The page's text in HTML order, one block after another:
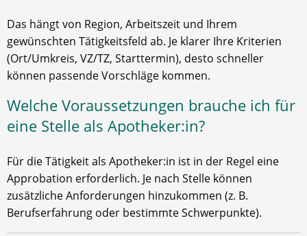
Das hängt von Region, Arbeitszeit und Ihrem
gewünschten Tätigkeitsfeld ab. Je klarer Ihre Kriterien
(Ort/Umkreis, VZ/TZ, Starttermin), desto schneller
können passende Vorschläge kommen.
Welche Voraussetzungen brauche ich für
eine Stelle als Apotheker:in?
Für die Tätigkeit als Apotheker:in ist in der Regel eine
Approbation erforderlich. Je nach Stelle können
zusätzliche Anforderungen hinzukommen (z. B.
Berufserfahrung oder bestimmte Schwerpunkte).